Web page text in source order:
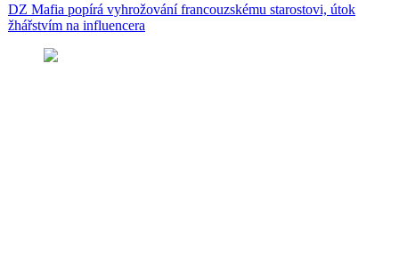
DZ Mafia popírá vyhrožování francouzskému starostovi, útok
žhářstvím na influencera